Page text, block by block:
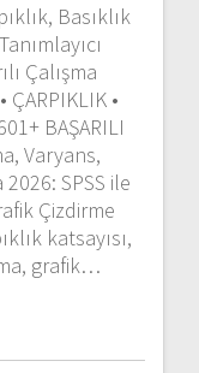
Basıklık
Çalışma
ÇARPIKLIK •
BAŞARILI
Varyans,
SPSS ile
Çizdirme
katsayısı,
grafik…